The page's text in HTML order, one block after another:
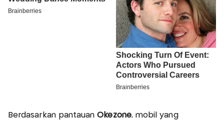
Berdasarkan pantauanOkezone, mobil yang